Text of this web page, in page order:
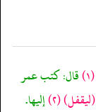
(١) قال: كتب عمر
(ليقفل)(٢) إليها.